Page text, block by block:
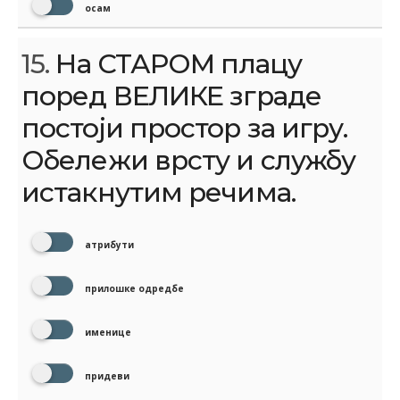
осам
15. На СТАРОМ плацу
поред ВЕЛИКЕ зграде
постоји простор за игру.
Обележи врсту и службу
истакнутим речима.
атрибути
прилошке одредбе
именице
придеви